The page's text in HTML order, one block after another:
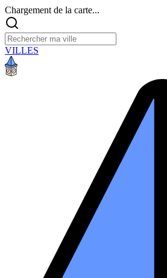
Chargement de la carte...
VILLES